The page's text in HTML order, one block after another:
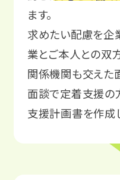
ます。
求めたい配慮を企
業とご本人との双
関係機関も交えた
面談で定着支援の
支援計画書を作成